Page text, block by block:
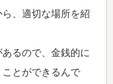
、適切な場所を紹
るので、金銭的に
とができるんで